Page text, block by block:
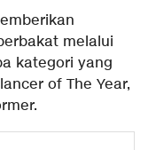
melalui
kategori yang
of The Year,